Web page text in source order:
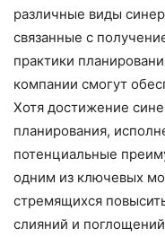
различные виды
связанные с
практики
компании смогут
Хотя достижение
планирования,
потенциальные
одним из ключевых
стремящихся
слияний и